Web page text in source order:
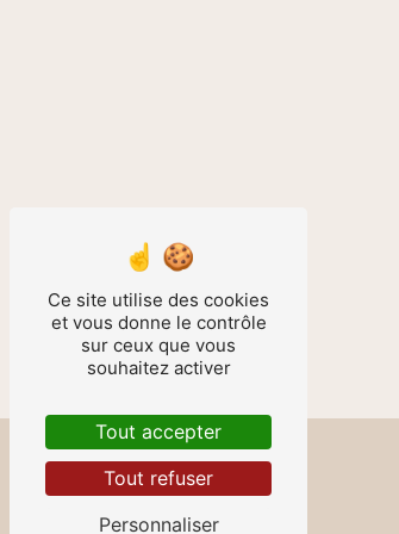
Ce site utilise des cookies
et vous donne le contrôle
sur ceux que vous
souhaitez activer
Tout accepter
Tout refuser
Personnaliser